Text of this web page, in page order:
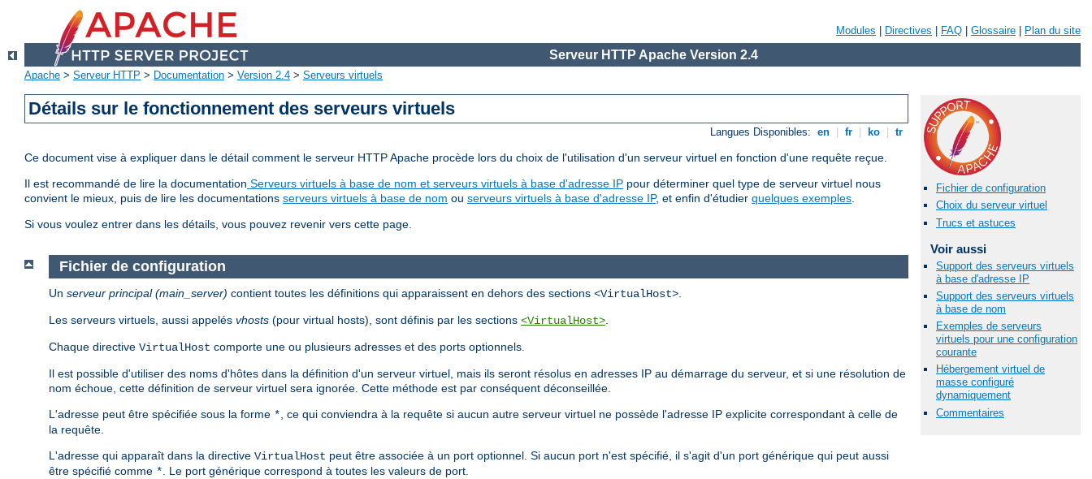
Modules Directives FAQ Glossaire Plan du site
Serveur HTTP Apache Version 2.4
Apache > Serveur HTTP > Documentation > Version 2.4 > Serveurs virtuels
Détails sur le fonctionnement des serveurs virtuels
Langues Disponibles: en fr ko tr
Ce document vise à expliquer dans le détail comment le serveur HTTP Apache procède lors du choix de l'utilisation d'un serveur virtuel en fonction d'une requête reçue.
Il est recommandé de lire la documentation Serveurs virtuels à base de nom et serveurs virtuels à base d'adresse IP pour déterminer quel type de serveur virtuel nous
convient le mieux, puis de lire les documentations serveurs virtuels à base de nom ou serveurs virtuels à base d'adresse IP, et enfin d'étudier quelques exemples.
Si vous voulez entrer dans les détails, vous pouvez revenir vers cette page.
Fichier de configuration
Choix du serveur virtuel
Trucs et astuces
Voir aussi
Support des serveurs virtuels
à base d'adresse IP
Support des serveurs virtuels
à base de nom
Exemples de serveurs
virtuels pour une configuration
courante
Hébergement virtuel de
masse configuré
dynamiquement
Commentaires
Fichier de configuration
Un serveur principal (main_server) contient toutes les définitions qui apparaissent en dehors des sections <VirtualHost>
Les serveurs virtuels, aussi appelés vhosts (pour virtual hosts), sont définis par les sections <VirtualHost>
Chaque directive VirtualHost comporte une ou plusieurs adresses et des ports optionnels.
Il est possible d'utiliser des noms d'hôtes dans la définition d'un serveur virtuel, mais ils seront résolus en adresses IP au démarrage du serveur, et si une résolution de
nom échoue, cette définition de serveur virtuel sera ignorée. Cette méthode est par conséquent déconseillée.
L'adresse peut être spécifiée sous la forme * , ce qui conviendra à la requête si aucun autre serveur virtuel ne possède l'adresse IP explicite correspondant à celle de
la requête.
L'adresse qui apparaît dans la directive VirtualHost peut être associée à un port optionnel. Si aucun port n'est spécifié, il s'agit d'un port générique qui peut aussi
être spécifié comme * . Le port générique correspond à toutes les valeurs de port.